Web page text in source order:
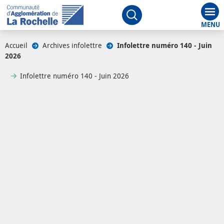
Ouvrir le moteur de
Accueil Archives infolettre
Infolettre numéro 140 - Juin
2026
Infolettre numéro 140 - Juin 2026